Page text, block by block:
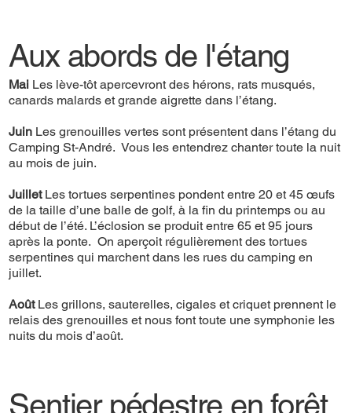
Aux abords de l'étang
Mai Les lève-tôt apercevront des hérons, rats musqués,
canards malards et grande aigrette dans l’étang.
Juin Les grenouilles vertes sont présentent dans l’étang du
Camping St-André. Vous les entendrez chanter toute la nuit
au mois de juin.
JuilletLes tortues serpentines pondent entre 20 et 45 œufs
de la taille d’une balle de golf, à la fin du printemps ou au
début de l’été. L’éclosion se produit entre 65 et 95 jours
après la ponte. On aperçoit régulièrement des tortues
serpentines qui marchent dans les rues du camping en
juillet.
AoûtLes grillons, sauterelles, cigales et criquet prennent le
relais des grenouilles et nous font toute une symphonie les
nuits du mois d’août.
Sentier pédestre en forêt